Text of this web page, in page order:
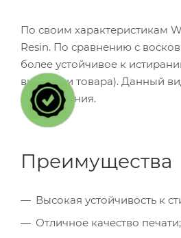
По своим характеристикам
Resin. По сравнению с
более устойчивое к
выкладки товара). Данный
изображения.
Преимущества
Высокая устойчивость к
Отличное качество печати;